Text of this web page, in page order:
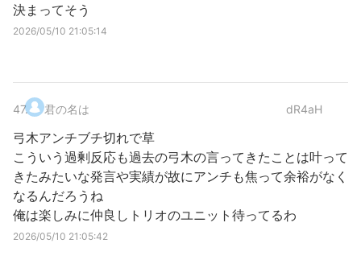
決まってそう
2026/05/10 21:05:14
47. 君の名は dR4aH
弓木アンチブチ切れで草
こういう過剰反応も過去の弓木の言ってきたことは叶って
きたみたいな発言や実績が故にアンチも焦って余裕がなく
なるんだろうね
俺は楽しみに仲良しトリオのユニット待ってるわ
2026/05/10 21:05:42